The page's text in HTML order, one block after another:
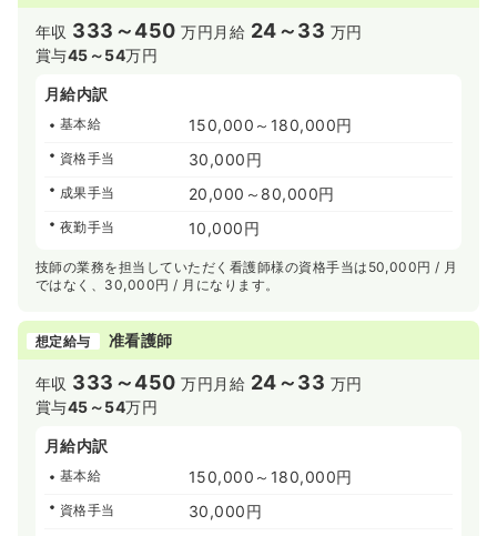
年収 333～450 万円 月給 24～33 万円
賞与45～54万円
月給内訳
基本給 150,000～180,000円
資格手当 30,000円
成果手当 20,000～80,000円
夜勤手当 10,000円
技師の業務を担当していただく看護師様の資格手当は50,000円 / 月
ではなく、30,000円 / 月になります。
想定給与 准看護師
年収 333～450 万円 月給 24～33 万円
賞与45～54万円
月給内訳
基本給 150,000～180,000円
資格手当 30,000円